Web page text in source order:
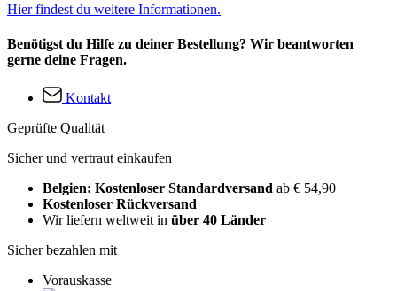
Hier findest du weitere Informationen.
Benötigst du Hilfe zu deiner Bestellung? Wir beantworten
gerne deine Fragen.
Kontakt
Geprüfte Qualität
Sicher und vertraut einkaufen
Belgien: Kostenloser Standardversand ab € 54,90
Kostenloser Rückversand
Wir liefern weltweit in über 40 Länder
Sicher bezahlen mit
Vorauskasse